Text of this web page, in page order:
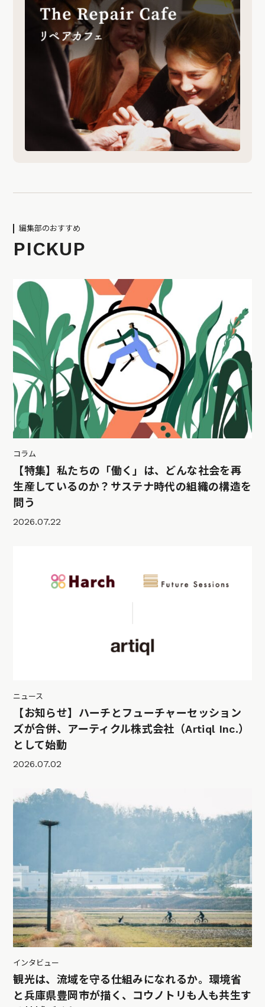
編集部のおすすめ
PICKUP
コラム
【特集】私たちの「働く」は、どんな社会を再
生産しているのか？サステナ時代の組織の構造を
問う
2026.07.22
ニュース
【お知らせ】ハーチとフューチャーセッション
ズが合併、アーティクル株式会社（Artiql Inc.）
として始動
2026.07.02
インタビュー
観光は、流域を守る仕組みになれるか。環境省
と兵庫県豊岡市が描く、コウノトリも人も共生す